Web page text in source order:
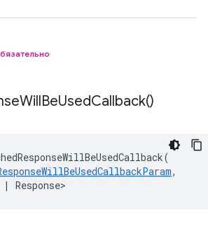
WillBeUsedCallback()
(
,
| Response>